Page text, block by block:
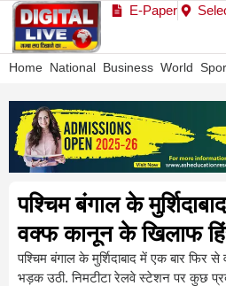
E-Paper
Home National Business World
पश्चिम बंगाल के
वक्फ कानून के खिलाफ
पश्चिम बंगाल के मुर्शिदाबाद में एक बार फिर
भड़क उठी. निमटीटा रेलवे स्टेशन पर कुछ